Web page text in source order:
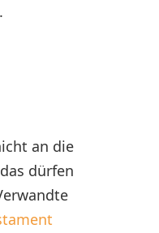
an die
dürfen